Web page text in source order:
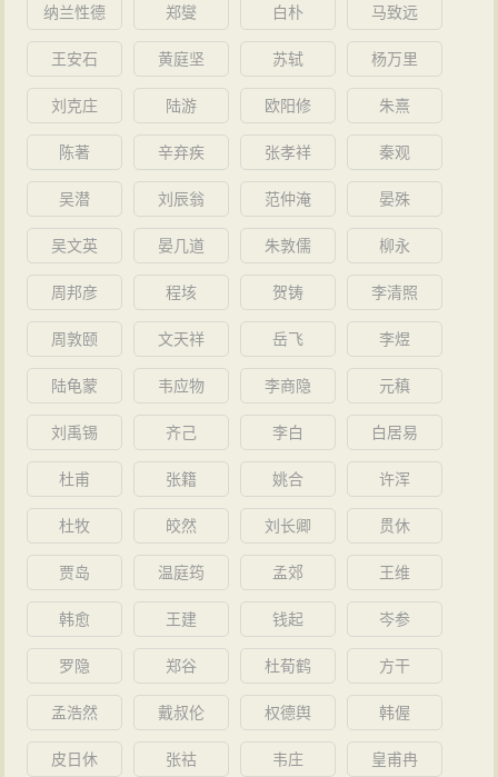
慑外敌，安定边防，帝特赐羊酒米面庆公生辰。
淳熙十四年（1187年），文德殿宣麻转光禄大夫、
右丞相。三月，迁右相府。
淳熙十六年（1189年），文德殿宣麻，转特进左丞
绍熙四年（1193年），改判隆兴府。
宋宁宗即位，令大臣直言朝政得失，周必大首陈四
事：至孝、敬天、崇俭、久任。
庆元六年（1200年），平民吕祖泰上书请求诛杀韩
侂胄、驱逐陈自强，由周必大接替任职。
（理学）罪首，遭降职为少保。
嘉泰二年（1202年），周必大复任少傅。
赠周必大为太师，为其辍朝两日，赐银千两、绢千疋。
死后哀荣
纳兰性德 郑燮 白朴 马致远
王安石 黄庭坚 苏轼 杨万里
刘克庄 陆游 欧阳修 朱熹
陈著 辛弃疾 张孝祥 秦观
吴潜 刘辰翁 范仲淹 晏殊
吴文英 晏几道 朱敦儒 柳永
周邦彦 程垓 贺铸 李清照
周敦颐 文天祥 岳飞 李煜
陆龟蒙 韦应物 李商隐 元稹
刘禹锡 齐己 李白 白居易
杜甫 张籍 姚合 许浑
杜牧 皎然 刘长卿 贯休
贾岛 温庭筠 孟郊 王维
韩愈 王建 钱起 岑参
罗隐 郑谷 杜荀鹤 方干
孟浩然 戴叔伦 权德舆 韩偓
皮日休 张祜 韦庄 皇甫冉